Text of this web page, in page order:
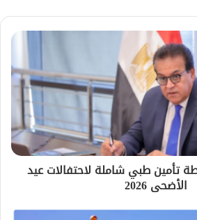
تأمين طبي شاملة لاحتفالات عيد
الأضحى 2026